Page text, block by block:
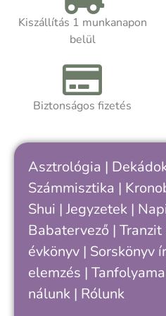
Kiszállítás 1 munkanapon
belül
Biztonságos fizetés
Asztrológia |
Számmisztika |
Shui | Jegyzetek |
Babatervező |
évkönyv | Sorskönyv
elemzés |
nálunk | Rólunk